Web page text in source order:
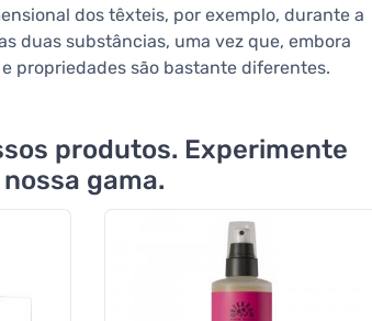
dos têxteis, por exemplo, durante a
duas substâncias, uma vez que, embora
propriedades são bastante diferentes.
produtos. Experimente
gama.